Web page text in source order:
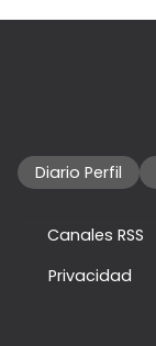
Diario Perfil
Canales RSS
Privacidad